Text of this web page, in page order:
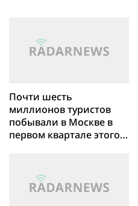
Почти шесть
миллионов туристов
побывали в Москве в
первом квартале этого